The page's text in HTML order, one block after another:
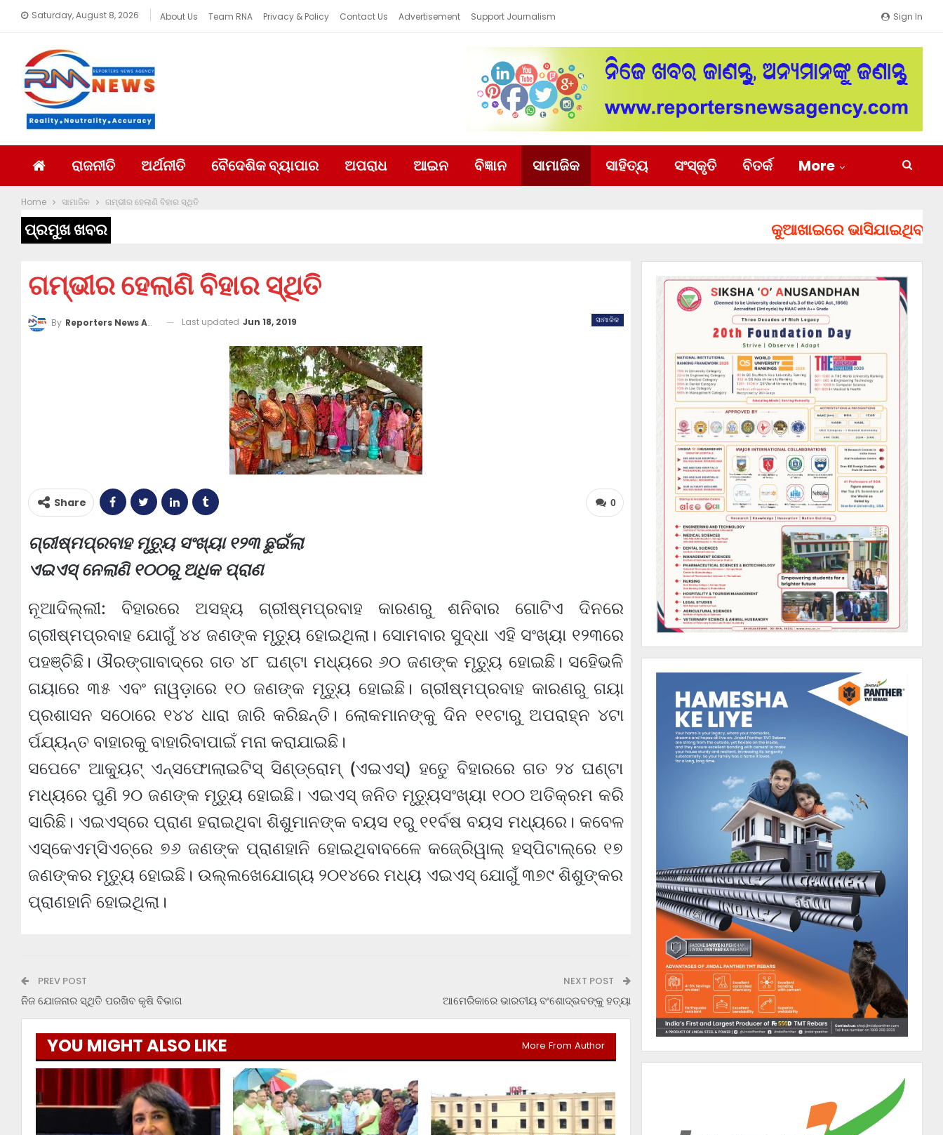
Sign In
Saturday, August 8, 2026 About Us Team RNA Privacy & Policy Contact Us Advertisement Support Journalism
ରାଜନୀତି ଅର୍ଥନୀତି ବୈଦେଶିକ ବ୍ୟାପାର ଅପରାଧ ଆଇନ ବିଜ୍ଞାନ ସାମାଜିକ ସାହିତ୍ୟ ସଂସ୍କୃତି ବିତର୍କ More
Home ସାମାଜିକ ଗମ୍ଭୀର ହେଲାଣି ବିହାର ସ୍ଥିତି
ପ୍ରମୁଖ ଖବର କୁଆଖାଇରେ ଭାସିଯାଇଥିବା ୨
ଗମ୍ଭୀର ହେଲାଣି ବିହାର ସ୍ଥିତି
ସାମାଜିକ
By Reporters News Agency Last updated Jun 18, 2019
0
Share
ଗ୍ରୀଷ୍ମପ୍ରବାହ ମୃତ୍ୟୁ ସଂଖ୍ୟା ୧୨୩ ଛୁଇଁଲା
ଏଇଏସ୍ ନେଲାଣି ୧୦୦ରୁ ଅଧିକ ପ୍ରାଣ
ନୂଆଦିଲ୍ଲୀ: ବିହାରରେ ଅସହ୍ୟ ଗ୍ରୀଷ୍ମପ୍ରବାହ କାରଣରୁ ଶନିବାର ଗୋଟିଏ ଦିନରେ
ଗ୍ରୀଷ୍ମପ୍ରବାହ ଯୋଗୁଁ ୪୪ ଜଣଙ୍କ ମୃତ୍ୟୁ ହୋଇଥିଲା। ସୋମବାର ସୁଦ୍ଧା ଏହି ସଂଖ୍ୟା ୧୨୩ରେ
ପହଞ୍ଚିଛି। ଔରଙ୍ଗାବାଦ୍‌ରେ ଗତ ୪୮ ଘଣ୍ଟା ମଧ୍ୟରେ ୬୦ ଜଣଙ୍କ ମୃତ୍ୟୁ ହୋଇଛି। ସହେିଭଳି
ଗୟାରେ ୩୫ ଏବଂ ନାୱଡ଼ାରେ ୧୦ ଜଣଙ୍କ ମୃତ୍ୟୁ ହୋଇଛି। ଗ୍ରୀଷ୍ମପ୍ରବାହ କାରଣରୁ ଗୟା
ପ୍ରଶାସନ ସଠୋରେ ୧୪୪ ଧାରା ଜାରି କରିଛନ୍ତି। ଲୋକମାନଙ୍କୁ ଦିନ ୧୧ଟାରୁ ଅପରାହ୍ନ ୪ଟା
ର୍ପଯ୍ୟନ୍ତ ବାହାରକୁ ବାହାରିବାପାଇଁ ମନା କରାଯାଇଛି।
ସପେଟେ ଆକ୍ୟୁଟ୍‌ ଏନ୍‌ସଫୋଲାଇଟିସ୍‌ ସିଣ୍ଡ୍ରୋମ୍‌ (ଏଇଏସ୍‌) ହତେୁ ବିହାରରେ ଗତ ୨୪ ଘଣ୍ଟା
ମଧ୍ୟରେ ପୁଣି ୨୦ ଜଣଙ୍କ ମୃତ୍ୟୁ ହୋଇଛି। ଏଇଏସ୍‌ ଜନିତ ମୃତ୍ୟୁସଂଖ୍ୟା ୧୦୦ ଅତିକ୍ରମ କରି
ସାରିଛି। ଏଇଏସ୍‌ରେ ପ୍ରାଣ ହରାଇଥିବା ଶିଶୁମାନଙ୍କ ବୟସ ୧ରୁ ୧୧ର୍ବଷ ବୟସ ମଧ୍ୟରେ। କବେଳ
ଏସ୍‌କେଏମ୍‌ସିଏଚ୍‌‌ରେ ୭୬ ଜଣଙ୍କ ପ୍ରାଣହାନି ହୋଇଥିବାବଳେେ କଜେ୍ରିୱାଲ୍‌ ହସ୍ପିଟାଲ୍‌ରେ ୧୭
ଜଣଙ୍କର ମୃତ୍ୟୁ ହୋଇଛି। ଉଲ୍ଲଖେଯୋଗ୍ୟ ୨୦୧୪ରେ ମଧ୍ୟ ଏଇଏସ୍‌ ଯୋଗୁଁ ୩୭୯ ଶିଶୁଙ୍କର
ପ୍ରାଣହାନି ହୋଇଥିଲା।
PREV POST
ନିଜ ଯୋଜନାର ସ୍ଥିତି ପରଖିବ କୃଷି ବିଭାଗ
NEXT POST
ଆମେରିକାରେ ଭାରତୀୟ ବଂଶୋଦ୍ଭବଙ୍କୁ ହତ୍ୟା
YOU MIGHT ALSO LIKE More From Author